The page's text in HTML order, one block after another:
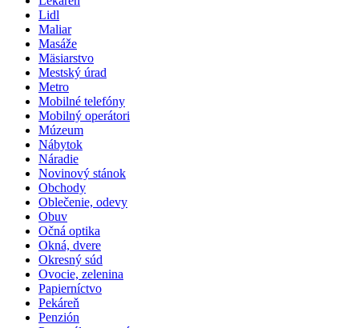
Lidl
Maliar
Masáže
Mäsiarstvo
Mestský úrad
Metro
Mobilné telefóny
Mobilný operátori
Múzeum
Nábytok
Náradie
Novinový stánok
Obchody
Oblečenie, odevy
Obuv
Očná optika
Okná, dvere
Okresný súd
Ovocie, zelenina
Papierníctvo
Pekáreň
Penzión